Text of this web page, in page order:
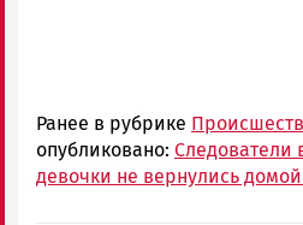
Ранее в рубрике
опубликовано: Следователи
девочки не вернулись домой